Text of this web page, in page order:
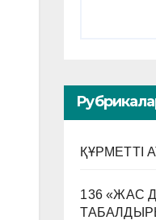
ҚҰРМЕТТІ
136 «ЖАС